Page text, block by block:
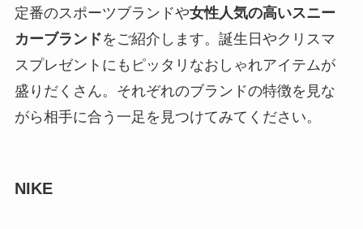
定番のスポーツブランドや女性人気の高いスニー
カーブランドをご紹介します。誕生日やクリスマ
スプレゼントにもピッタリなおしゃれアイテムが
盛りだくさん。それぞれのブランドの特徴を見な
がら相手に合う一足を見つけてみてください。
NIKE